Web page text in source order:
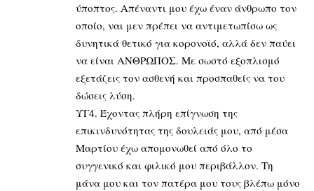
ύποπτος. Απέναντι μου έχω έναν άνθρωπο τον
οποίο, ναι μεν πρέπει να αντιμετωπίσω ως
δυνητικά θετικό για κορονοϊό, αλλά δεν παύει
να είναι ΑΝΘΡΩΠΟΣ. Με σωστό εξοπλισμό
εξετάζεις τον ασθενή και προσπαθείς να του
δώσεις λύση.
ΥΓ4. Έχοντας πλήρη επίγνωση της
επικινδυνότητας της δουλειάς μου, από μέσα
Μαρτίου έχω απομονωθεί από όλο το
συγγενικό και φιλικό μου περιβάλλον. Τη
μάνα μου και τον πατέρα μου τους βλέπω μόνο